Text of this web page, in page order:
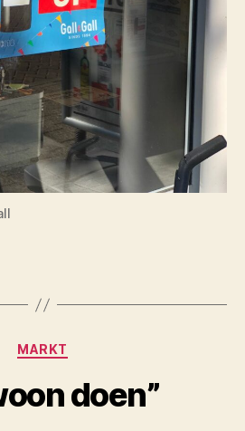
Categorieën
MARKT
doen”